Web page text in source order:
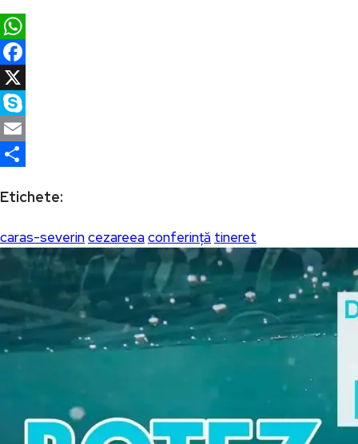
WhatsApp
Facebook
X
Skype
Email
Etichete:
caras-severincezareeaconferință tineret